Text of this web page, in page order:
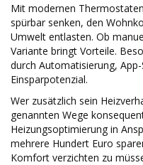
Mit modernen
spürbar senken, den
Umwelt entlasten. Ob
Variante bringt Vorteile.
durch Automatisierung,
Einsparpotenzial.
Wer zusätzlich sein
genannten Wege
Heizungsoptimierung in
mehrere Hundert Euro
Komfort verzichten zu